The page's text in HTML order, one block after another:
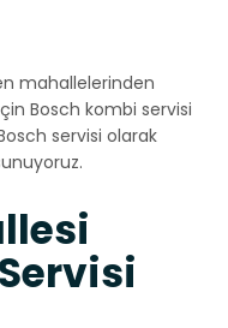
mahallelerinden
Bosch kombi servisi
servisi olarak